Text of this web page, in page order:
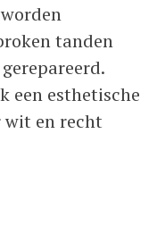
tanden
een esthetische
wit en recht